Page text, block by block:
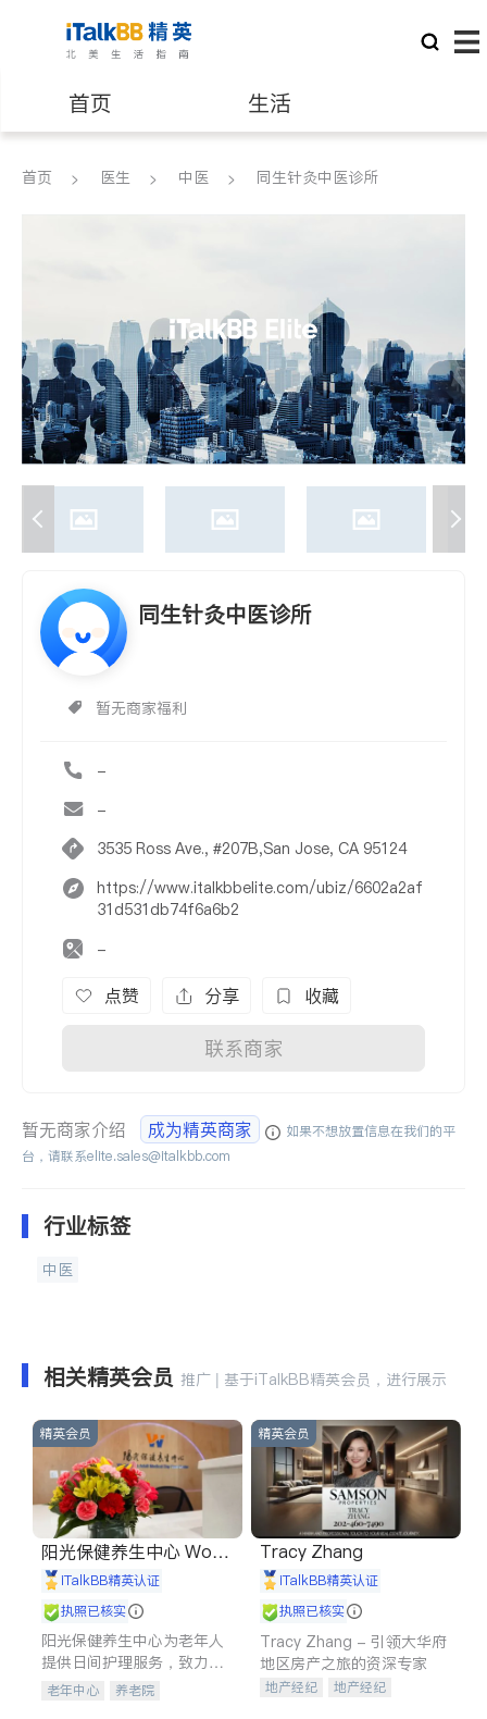
首页 生活
医生 律师
养老 非盈利组织
首页 医生 中医 同生针灸中医诊所
同生针灸中医诊所
暂无商家福利
-
-
3535 Ross Ave., #207B,San Jose, CA 95124
https://www.italkbbelite.com/ubiz/6602a2af
31d531db74f6a6b2
-
点赞 分享 收藏
联系商家
暂无商家介绍 成为精英商家
如果不想放置信息在我们的平
台，请联系elite.sales@italkbb.com
行业标签
中医
相关精英会员 推广 | 基于iTalkBB精英会员，进行展示
精英会员
阳光保健养生中心 World
shine
iTalkBB精英认证
执照已核实
阳光保健养生中心为老年人
提供日间护理服务，致力于
通过持续的护理创新来有效
老年中心 养老院
精英会员
Tracy Zhang
iTalkBB精英认证
执照已核实
Tracy Zhang - 引领大华府
地区房产之旅的资深专家
地产经纪
地产经纪